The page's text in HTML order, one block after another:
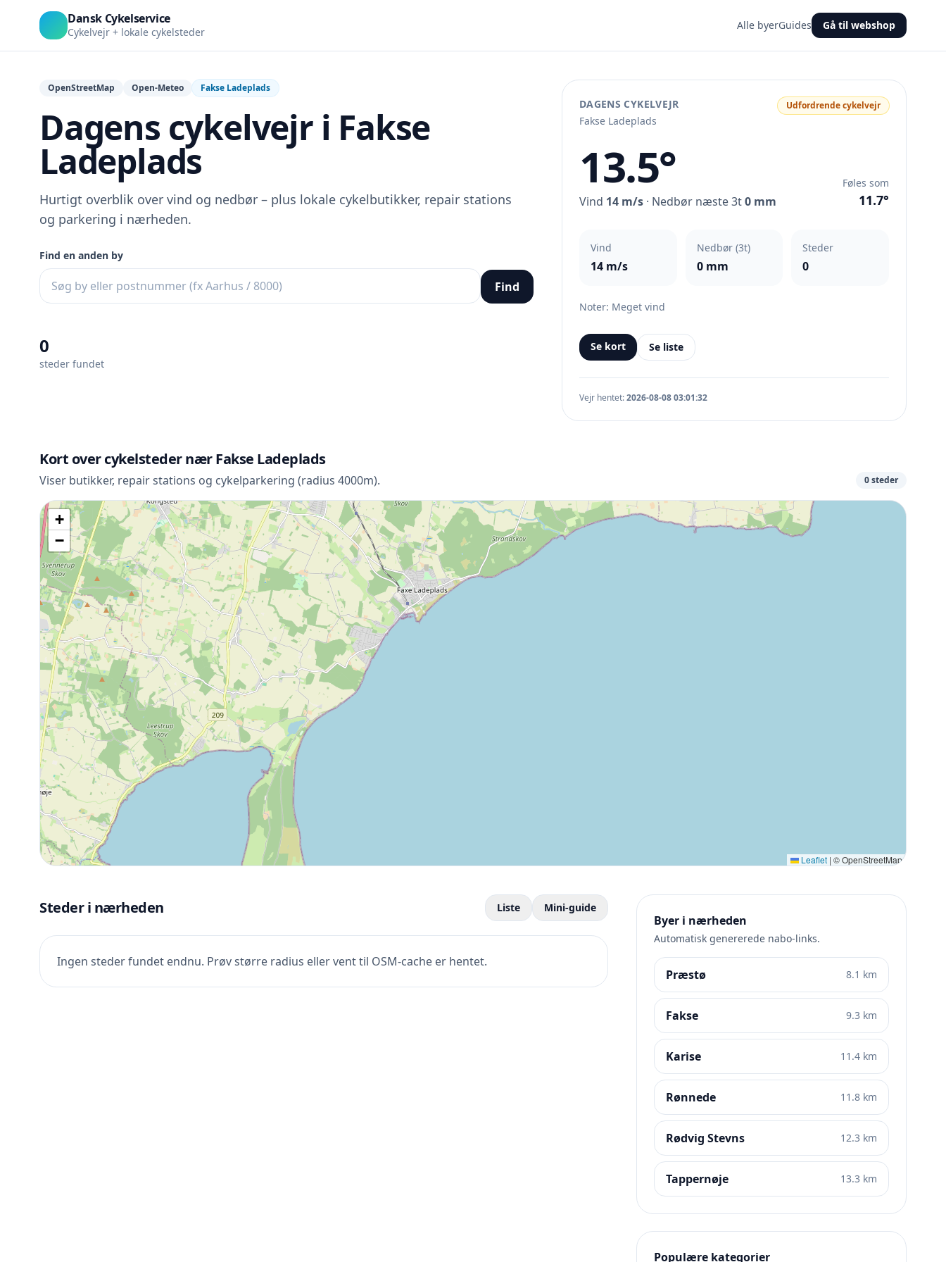
Dansk Cykelservice
Cykelvejr + lokale cykelsteder
Alle byerGuides Gå til webshop
OpenStreetMap Open-Meteo Fakse Ladeplads
Dagens cykelvejr i Fakse
Ladeplads
Hurtigt overblik over vind og nedbør – plus lokale cykelbutikker, repair stations
og parkering i nærheden.
Find en anden by
Find
0
steder fundet
DAGENS CYKELVEJR
Fakse Ladeplads
Udfordrende cykelvejr
13.5°
Vind 14 m/s · Nedbør næste 3t0 mm
Føles som
11.7°
Vind
14 m/s
Nedbør (3t)
0 mm
Steder
0
Noter: Meget vind
Se kort Se liste
Vejr hentet:2026-08-08 03:01:32
Kort over cykelsteder nær Fakse Ladeplads
Viser butikker, repair stations og cykelparkering (radius 4000m). 0 steder
+
−
Leaflet | © OpenStreetMap
Steder i nærheden Liste Mini-guide
Ingen steder fundet endnu. Prøv større radius eller vent til OSM-cache er hentet.
Byer i nærheden
Automatisk genererede nabo-links.
Præstø 8.1 km
Fakse 9.3 km
Karise 11.4 km
Rønnede 11.8 km
Rødvig Stevns 12.3 km
Tappernøje 13.3 km
Populære kategorier